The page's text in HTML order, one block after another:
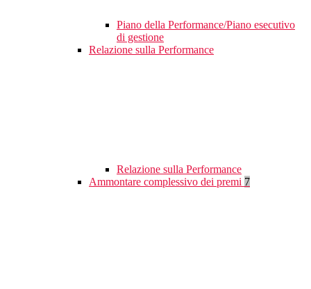
Piano della Performance/Piano esecutivo
di gestione
Relazione sulla Performance
Relazione sulla Performance
Ammontare complessivo dei premi 7